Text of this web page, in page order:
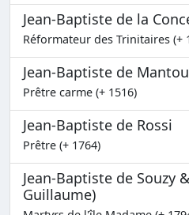
Jean-Baptiste de la
Réformateur des Trinitaires (+
Jean-Baptiste de
Prêtre carme (+ 1516)
Jean-Baptiste de Rossi
Prêtre (+ 1764)
Jean-Baptiste de Souzy
Guillaume)